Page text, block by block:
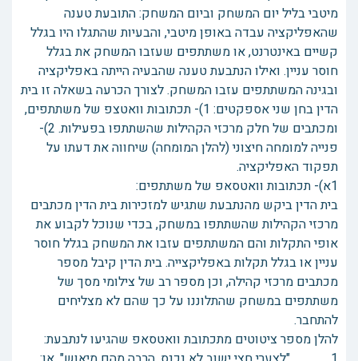
מיטבי בליל יום המשחק וביום המשחק: התובעת טענה
שהאפליקציה עבדה באופן מיטבי, והבעיות שהתגלו היו בגלל
קשיים באינטרנט, או משתתפים שעזבו המשחק את בגלל
חוסר עניין. ואילו הנתבעת טענה שהבעיה הייתה באפליקציה
ובגינה המשתתפים עזבו המשחק. לצורך הכרעה בשאלה זו בית
הדין בחן שני אספקטים: 1)- תכתובות וואטצפ של משתתפים,
ומכתבים של חלק מרכזי הקהילות שהשתתפו בפעילות. 2)-
פנייה למומחה חיצוני (להלן המומחה) שיחווה את דעתו על
תפקוד האפליקציה.
1א)- תכתובות וואטסאפ של משתתפים:
בית הדין ביקש מהנתבעת שתגיש למזכירות בית הדין מכתבים
מרכזי הקהילות שהשתתפו במשחק, בכדי שנוכל לקבוע את
אופי התקלות והם המשתתפים עזבו את המשחק בגלל חוסר
עניין או בגלל תקלות באפליקצייה. בית הדין קיבל מספר
מכתבים מרכזי קהילה, וכן מספר רב של צילומי מסך של
משתתפים במשחק שהתלוננו על כך שהם לא מצליחים
להתחבר.
להלן מספר ציטוטים מתכתובת וואטסאפ שהגיעו לנתבעת: